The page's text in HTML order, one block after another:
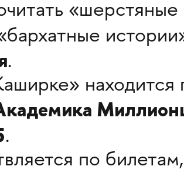
«шерстяные
.
находится
.
по